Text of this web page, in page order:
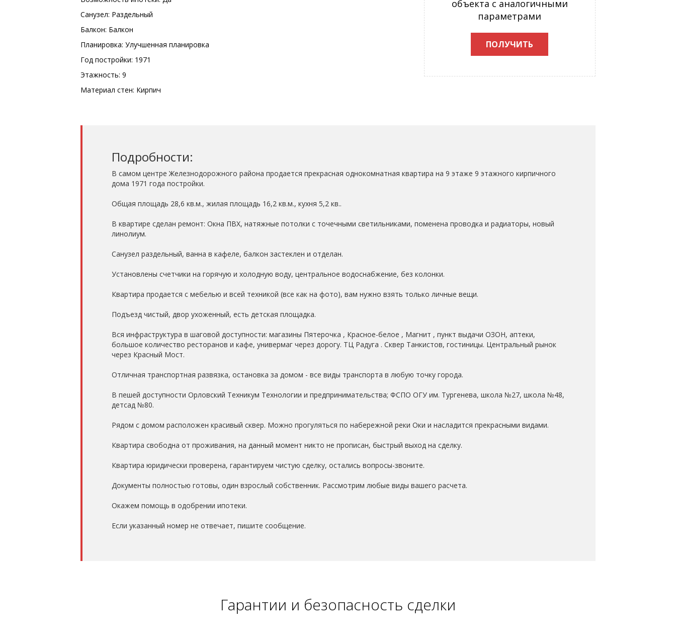
Санузел: Раздельный
Балкон: Балкон
Планировка: Улучшенная планировка
Год постройки: 1971
Этажность: 9
Материал стен: Кирпич
объекта с аналогичными
параметрами
ПОЛУЧИТЬ
Подробности:
В самом центре Железнодорожного района продается прекрасная однокомнатная квартира на 9 этаже 9 этажного кирпичного
дома 1971 года постройки.
Общая площадь 28,6 кв.м., жилая площадь 16,2 кв.м., кухня 5,2 кв..
В квартире сделан ремонт: Окна ПВХ, натяжные потолки с точечными светильниками, поменена проводка и радиаторы, новый
линолиум.
Санузел раздельный, ванна в кафеле, балкон застеклен и отделан.
Установлены счетчики на горячую и холодную воду, центральное водоснабжение, без колонки.
Квартира продается с мебелью и всей техникой (все как на фото), вам нужно взять только личные вещи.
Подъезд чистый, двор ухоженный, есть детская площадка.
Вся инфраструктура в шаговой доступности: магазины Пятерочка , Красное-белое , Магнит , пункт выдачи ОЗОН, аптеки,
большое количество ресторанов и кафе, универмаг через дорогу. ТЦ Радуга . Сквер Танкистов, гостиницы. Центральный рынок
через Красный Мост.
Отличная транспортная развязка, остановка за домом - все виды транспорта в любую точку города.
В пешей доступности Орловский Техникум Технологии и предпринимательства; ФСПО ОГУ им. Тургенева, школа №27, школа №48,
детсад №80.
Рядом с домом расположен красивый сквер. Можно прогуляться по набережной реки Оки и насладится прекрасными видами.
Квартира свободна от проживания, на данный момент никто не прописан, быстрый выход на сделку.
Квартира юридически проверена, гарантируем чистую сделку, остались вопросы-звоните.
Документы полностью готовы, один взрослый собственник. Рассмотрим любые виды вашего расчета.
Окажем помощь в одобрении ипотеки.
Если указанный номер не отвечает, пишите сообщение.
Гарантии и безопасность сделки